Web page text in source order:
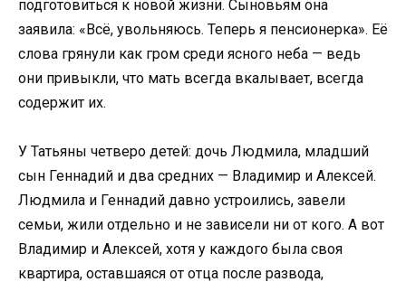
подготовиться к новой жизни. Сыновьям она
заявила: «Всё, увольняюсь. Теперь я пенсионерка». Её
слова грянули как гром среди ясного неба — ведь
они привыкли, что мать всегда вкалывает, всегда
содержит их.
У Татьяны четверо детей: дочь Людмила, младший
сын Геннадий и два средних — Владимир и Алексей.
Людмила и Геннадий давно устроились, завели
семьи, жили отдельно и не зависели ни от кого. А вот
Владимир и Алексей, хотя у каждого была своя
квартира, оставшаяся от отца после развода,